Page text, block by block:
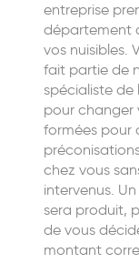
entreprise
département
vos nuisibles.
fait partie de
spécialiste de
pour changer
formées pour
chez vous
intervenus.
sera produit,
de vous
montant